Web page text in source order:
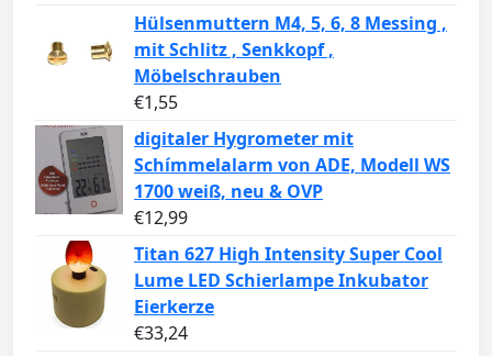
Hülsenmuttern M4, 5, 6, 8 Messing ,
mit Schlitz , Senkkopf ,
Möbelschrauben
€1,55
digitaler Hygrometer mit
Schímmelalarm von ADE, Modell WS
1700 weiß, neu & OVP
€12,99
Titan 627 High Intensity Super Cool
Lume LED Schierlampe Inkubator
Eierkerze
€33,24